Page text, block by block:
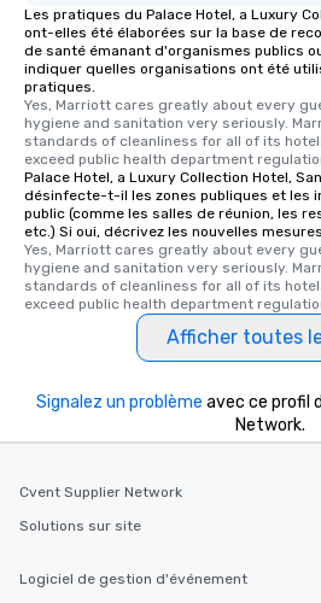
Les pratiques du Palace Hotel, a Luxury
ont-elles été élaborées sur la base de
de santé émanant d'organismes publics
indiquer quelles organisations ont été
pratiques.
Yes, Marriott cares greatly about every
hygiene and sanitation very seriously.
standards of cleanliness for all of its
exceed public health department
Palace Hotel, a Luxury Collection Hotel,
désinfecte-t-il les zones publiques et les
public (comme les salles de réunion, les
etc.) Si oui, décrivez les nouvelles
Yes, Marriott cares greatly about every
hygiene and sanitation very seriously.
standards of cleanliness for all of its
exceed public health department
Afficher toutes
Signalez un problème avec ce profil
Network.
Cvent Supplier Network
Solutions sur site
Logiciel de gestion d'événement